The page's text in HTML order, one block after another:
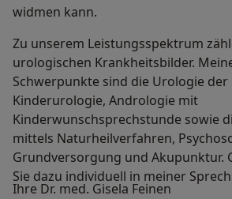
widmen kann.
Zu unserem Leistungsspektrum
urologischen Krankheitsbilder.
Schwerpunkte sind die Urologie der
Kinderurologie, Andrologie mit
Kinderwunschsprechstunde sowie
mittels Naturheilverfahren,
Grundversorgung und Akupunktur.
Sie dazu individuell in meiner
Ihre Dr. med. Gisela Feinen